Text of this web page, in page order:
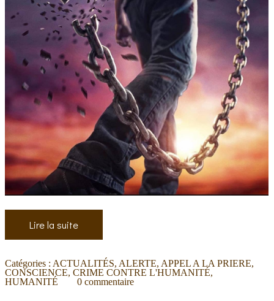
Lire la suite
Catégories : ACTUALITÉS, ALERTE, APPEL A LA PRIERE,
CONSCIENCE,CRIME CONTRE L'HUMANITÉ,
HUMANITÉ
0 commentaire